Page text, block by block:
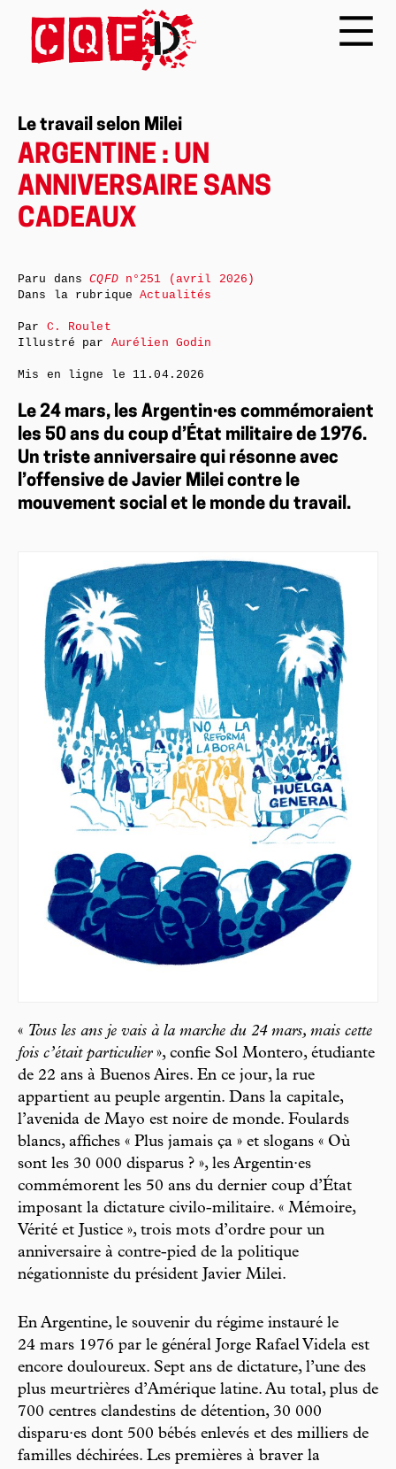
Le travail selon Milei
ARGENTINE : UN
ANNIVERSAIRE SANS
CADEAUX
Le 24 mars, les Argentin·es commémoraient
les 50 ans du coup d’État militaire de 1976.
Un triste anniversaire qui résonne avec
l’offensive de Javier Milei contre le
mouvement social et le monde du travail.
« Tous les ans je vais à la marche du 24 mars, mais cette
fois c’était particulier», confie Sol Montero, étudiante
de 22 ans à Buenos Aires. En ce jour, la rue
appartient au peuple argentin. Dans la capitale,
l’avenida de Mayo est noire de monde. Foulards
blancs, affiches « Plus jamais ça » et slogans « Où
sont les 30 000 disparus ? », les Argentin·es
commémorent les 50 ans du dernier coup d’État
imposant la dictature civilo-militaire. « Mémoire,
Vérité et Justice », trois mots d’ordre pour un
anniversaire à contre-pied de la politique
négationniste du président Javier Milei.
En Argentine, le souvenir du régime instauré le
24 mars 1976 par le général Jorge Rafael Videla est
encore douloureux. Sept ans de dictature, l’une des
plus meurtrières d’Amérique latine. Au total, plus de
700 centres clandestins de détention, 30 000
disparu·es dont 500 bébés enlevés et des milliers de
familles déchirées. Les premières à braver la
Paru dansCQFDn°251 (avril 2026)
Dans la rubriqueActualités
Par C. Roulet
Illustré par Aurélien Godin
Mis en ligne le 11.04.2026